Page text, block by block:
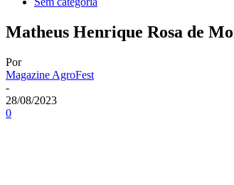
Matheus Henrique Rosa de
Por
Magazine AgroFest
-
28/08/2023
0